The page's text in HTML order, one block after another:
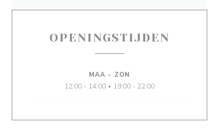
OPENINGSTIJDEN
MAA - ZON
12:00 - 14:00 • 19:00 - 22:00